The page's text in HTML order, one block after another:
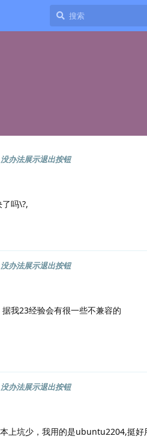
办法展示退出按钮
吗\?,
办法展示退出按钮
我23经验会有很一些不兼容的
办法展示退出按钮
上坑少，我用的是ubuntu2204,挺